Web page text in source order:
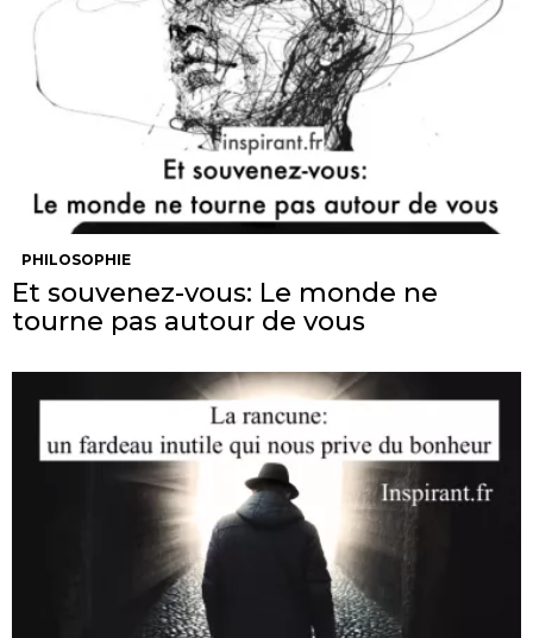
PHILOSOPHIE
Et souvenez-vous: Le monde ne
tourne pas autour de vous